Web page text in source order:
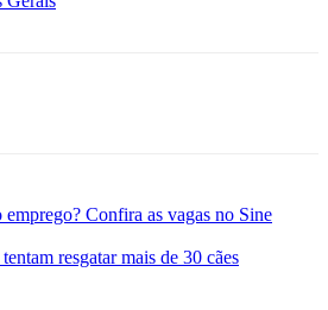
emprego? Confira as vagas no Sine
resgatar mais de 30 cães